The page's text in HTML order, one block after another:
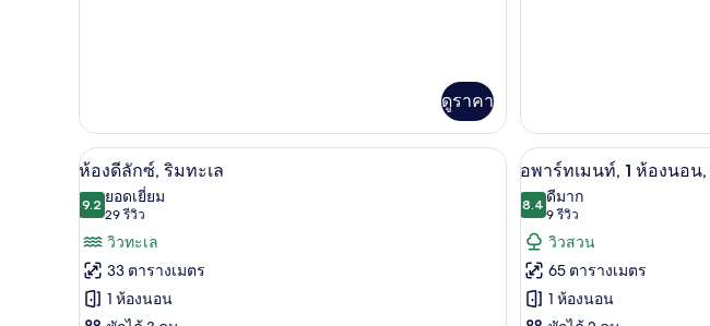
ดูราคา
เปิด
ภาพถ่าย
ทั้งหมด
ของ
ห้อง
ดี
ห้องดีลักซ์, ริมทะเล | ตู้นิรภัยในห้องพัก, โต๊ะทำงาน, พื้นที่ทำงานแบ
6
ห้องดีลักซ์, ริมทะเล
9.29.2 จาก 10
ยอดเยี่ยม
29 รีวิว
(29
รีวิว)
วิวทะเล
33 ตารางเมตร
1 ห้องนอน
เปิด
ภาพถ่าย
ทั้งหมด
ของ
อ
พาร์
5
อพาร์ทเมนท์, 1 ห้องนอน,
8.48.4 จาก 10
ดีมาก
9 รีวิว
(9
รีวิว)
วิวสวน
65 ตารางเมตร
1 ห้องนอน